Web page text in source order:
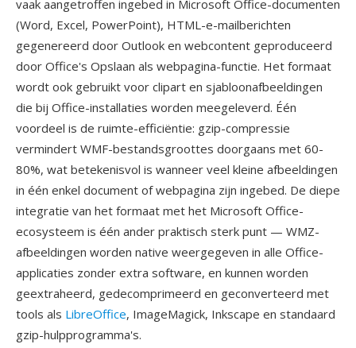
vaak aangetroffen ingebed in Microsoft Office-documenten
(Word, Excel, PowerPoint), HTML-e-mailberichten
gegenereerd door Outlook en webcontent geproduceerd
door Office's Opslaan als webpagina-functie. Het formaat
wordt ook gebruikt voor clipart en sjabloonafbeeldingen
die bij Office-installaties worden meegeleverd. Één
voordeel is de ruimte-efficiëntie: gzip-compressie
vermindert WMF-bestandsgroottes doorgaans met 60-
80%, wat betekenisvol is wanneer veel kleine afbeeldingen
in één enkel document of webpagina zijn ingebed. De diepe
integratie van het formaat met het Microsoft Office-
ecosysteem is één ander praktisch sterk punt — WMZ-
afbeeldingen worden native weergegeven in alle Office-
applicaties zonder extra software, en kunnen worden
geextraheerd, gedecomprimeerd en geconverteerd met
tools als LibreOffice, ImageMagick, Inkscape en standaard
gzip-hulpprogramma's.